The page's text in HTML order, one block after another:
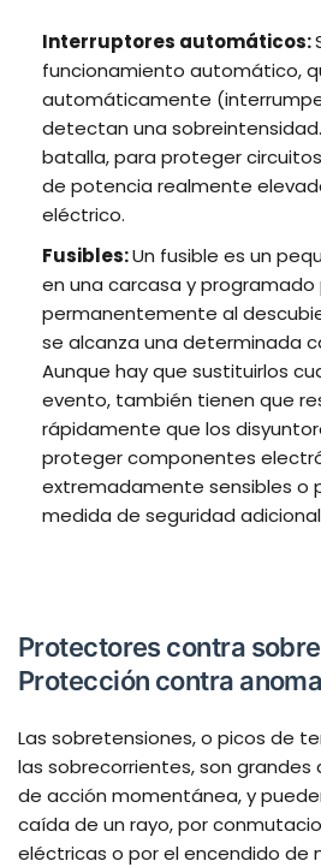
Interruptores automáticos:
funcionamiento automático,
automáticamente
detectan una
batalla, para proteger
de potencia realmente
eléctrico.
Fusibles:Un fusible es un
en una carcasa y
permanentemente al
se alcanza una determinada
Aunque hay que sustituirlos
evento, también tienen que
rápidamente que los
proteger componentes
extremadamente sensibles o
medida de seguridad
Protectores contra
Protección contra
Las sobretensiones, o picos de
las sobrecorrientes, son
de acción momentánea, y
caída de un rayo, por
eléctricas o por el encendido de